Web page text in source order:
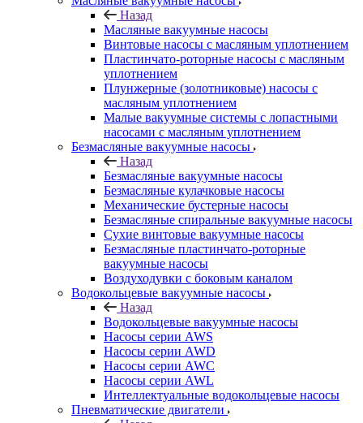
Назад
Масляные вакуумные насосы
Винтовые насосы с масляным уплотнением
Пластинчато-роторные насосы с масляным
уплотнением
Плунжерные (золотниковые) насосы с
масляным уплотнением
Малые вакуумные системы с лопастными
насосами с масляным уплотнением
Безмасляные вакуумные насосы
Назад
Безмасляные вакуумные насосы
Безмасляные кулачковые насосы
Механические бустерные насосы
Безмасляные спиральные вакуумные насосы
Сухие винтовые вакуумные насосы
Безмасляные пластинчато-роторные
вакуумные насосы
Воздуходувки с боковым каналом
Водокольцевые вакуумные насосы
Назад
Водокольцевые вакуумные насосы
Насосы серии AWS
Насосы серии AWD
Насосы серии AWC
Насосы серии AWL
Интеллектуальные водокольцевые насосы
Пневматические двигатели